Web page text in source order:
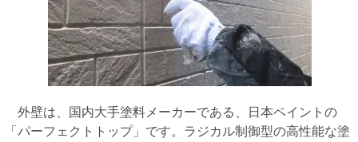
外壁は、国内大手塗料メーカーである、日本ペイントの
「パーフェクトトップ」です。ラジカル制御型の高性能な塗